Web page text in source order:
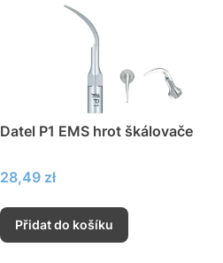
Datel P1 EMS hrot škálovače
Cena
28,49 zł
Přidat do košíku